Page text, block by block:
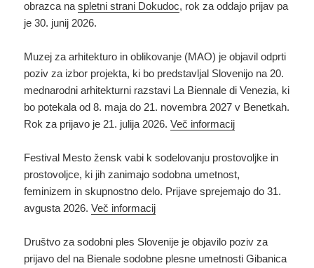
obrazca naspletni strani Dokudoc, rok za oddajo prijav pa
je 30. junij 2026.
Muzej za arhitekturo in oblikovanje (MAO) je objavil odprti
poziv za izbor projekta, ki bo predstavljal Slovenijo na 20.
mednarodni arhitekturni razstavi La Biennale di Venezia, ki
bo potekala od 8. maja do 21. novembra 2027 v Benetkah.
Rok za prijavo je 21. julija 2026.Več informacij
Festival Mesto žensk vabi k sodelovanju prostovoljke in
prostovoljce, ki jih zanimajo sodobna umetnost,
feminizem in skupnostno delo. Prijave sprejemajo do 31.
avgusta 2026.Več informacij
Društvo za sodobni ples Slovenije je objavilo poziv za
prijavo del na Bienale sodobne plesne umetnosti Gibanica